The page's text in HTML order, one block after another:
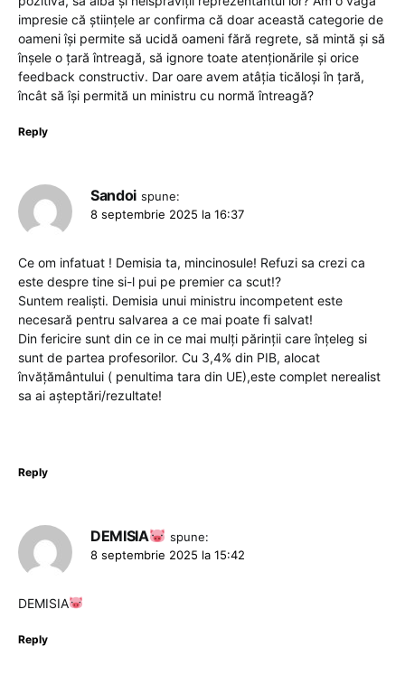
impresie că științele ar confirma că doar această categorie de
oameni își permite să ucidă oameni fără regrete, să mintă și să
înșele o țară întreagă, să ignore toate atenționările și orice
feedback constructiv. Dar oare avem atâția ticăloși în țară,
încât să își permită un ministru cu normă întreagă?
Reply
Sandoi spune:
8 septembrie 2025 la 16:37
Ce om infatuat ! Demisia ta, mincinosule! Refuzi sa crezi ca
este despre tine si-l pui pe premier ca scut!?
Suntem realiști. Demisia unui ministru incompetent este
necesară pentru salvarea a ce mai poate fi salvat!
Din fericire sunt din ce in ce mai mulți părinții care înțeleg si
sunt de partea profesorilor. Cu 3,4% din PIB, alocat
învățământului ( penultima tara din UE),este complet nerealist
sa ai așteptări/rezultate!
Reply
DEMISIA
spune:
8 septembrie 2025 la 15:42
DEMISIA
Reply